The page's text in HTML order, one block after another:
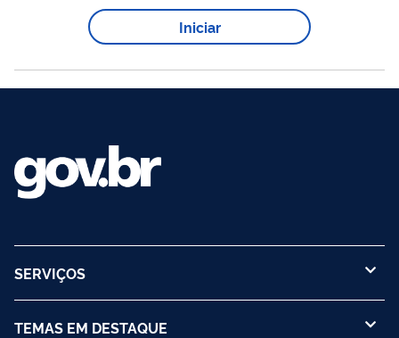
Iniciar
SERVIÇOS
TEMAS EM DESTAQUE